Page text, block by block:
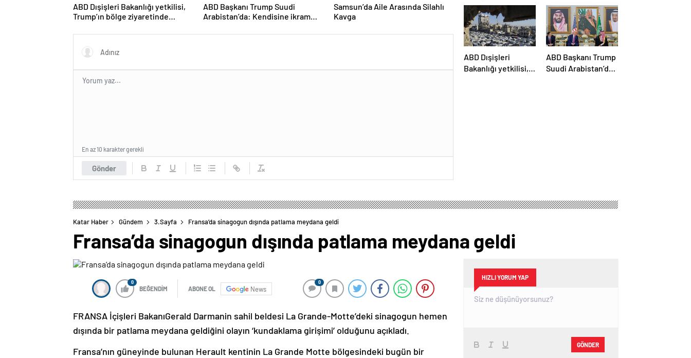
ABD Dışişleri Bakanlığı yetkilisi,
Trump’ın bölge ziyaretinde
olacağını söyledi
ABD Başkanı Trump Suudi
Arabistan’da: Kendisine ikram
Samsun’da Aile Arasında Silahlı
Kavga
Gönder
En az 10 karakter gerekli
ABD Dışişleri
Bakanlığı yetkilisi,
ABD Başkanı Trump
Suudi Arabistan’da:
Katar Haber Gündem 3.Sayfa Fransa’da sinagogun dışında patlama meydana geldi
Fransa’da sinagogun dışında patlama meydana geldi
0
BEĞENDİM ABONE OL News
0
FRANSA İçişleri BakanıGerald Darmanin sahil beldesi La Grande-Motte’deki sinagogun hemen
dışında bir patlama meydana geldiğini olayın ‘kundaklama girişimi’ olduğunu açıkladı.
Fransa’nın güneyinde bulunan Herault kentinin La Grande Motte bölgesindeki bugün bir
HIZLI YORUM YAP
GÖNDER